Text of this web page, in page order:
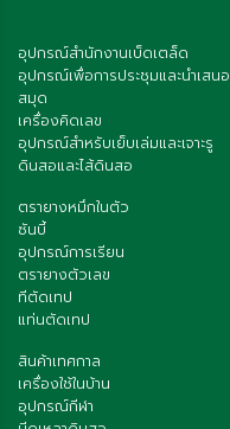
อุปกรณ์สำนักงานเบ็ดเตล็ด
อุปกรณ์เพื่อการประชุมและนำเสนอ
สมุด
เครื่องคิดเลข
อุปกรณ์สำหรับเย็บเล่มและเจาะรู
ดินสอและไส้ดินสอ
ตรายางหมึกในตัว
ซันบี้
อุปกรณ์การเรียน
ตรายางตัวเลข
ทีตัดเทป
แท่นตัดเทป
สินค้าเทศกาล
เครื่องใช้ในบ้าน
อุปกรณ์กีฬา